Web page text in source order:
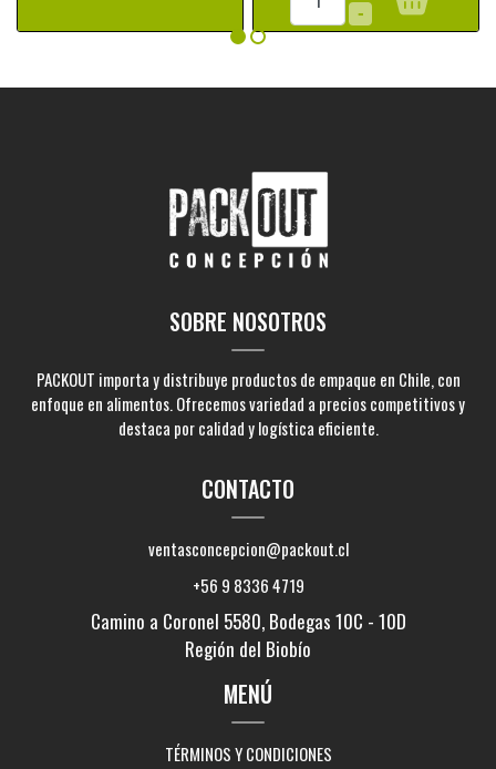
-
SOBRE NOSOTROS
PACKOUT importa y distribuye productos de empaque en Chile, con
enfoque en alimentos. Ofrecemos variedad a precios competitivos y
destaca por calidad y logística eficiente.
CONTACTO
ventasconcepcion@packout.cl
+56 9 8336 4719
Camino a Coronel 5580, Bodegas 10C - 10D
Región del Biobío
MENÚ
TÉRMINOS Y CONDICIONES